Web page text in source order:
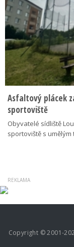
Asfaltový plácek
sportoviště
Obyvatelé sídliště
sportoviště s
Copyright © 2001-